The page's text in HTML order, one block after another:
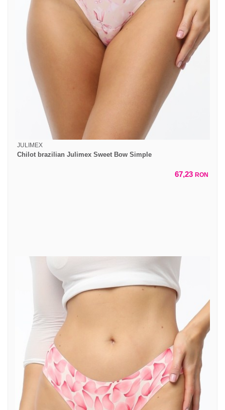
JULIMEX
Chilot brazilian Julimex Sweet Bow Simple
67,23 RON